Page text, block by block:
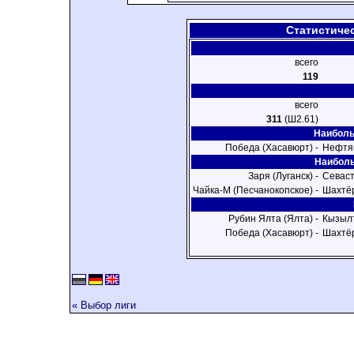
всего
119
всего
311 (Ш2.61)
Победа (Хасавюрт) -
Заря (Луганск) -
Чайка-M (Песчанокопское) -
Рубин Ялта (Ялта) -
Победа (Хасавюрт) -
« Выбор лиги